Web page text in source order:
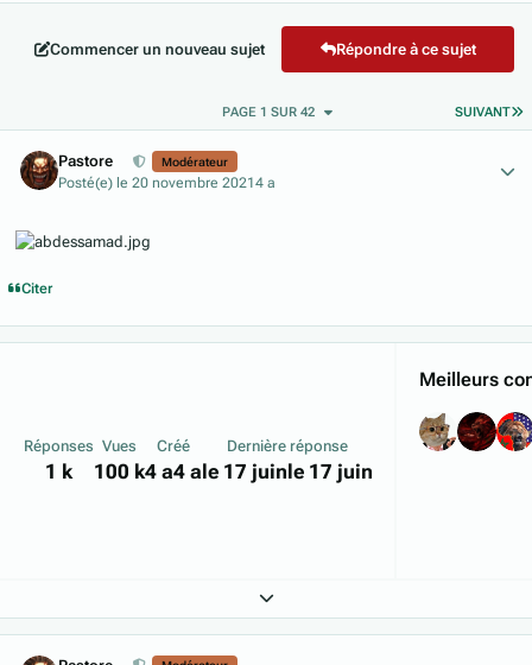
Commencer un nouveau sujet Répondre à ce sujet
SUIVANT
PAGE 1 SUR 42
Pastore Modérateur
Posté(e) le 20 novembre 20214 a
Citer
Réponses
1 k
Vues
100 k
Créé
4 a4 a
Dernière réponse
le 17 juinle 17 juin
Meilleurs
Expand topic overview